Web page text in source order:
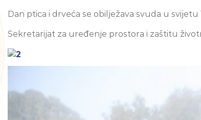
Dan ptica i drveća se obilježava svuda u
Sekretarijat za uređenje prostora i zaštitu